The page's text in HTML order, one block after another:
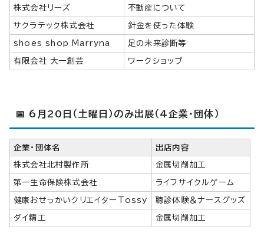
株式会社リーズ 不動産について
サクラテック株式会社 針金を使った体験
shoes shop Marryna 足の未来診断等
有限会社 大一創芸 ワークショップ
📅 6月20日（土曜日）のみ出展（4企業・団体）
企業・団体名 出店内容
株式会社北村製作所 金属切削加工
第一生命保険株式会社 ライフサイクルゲーム
健康おせっかいクリエイターTossy 聴診体験＆ナースグッズ
ダイ精工 金属切削加工